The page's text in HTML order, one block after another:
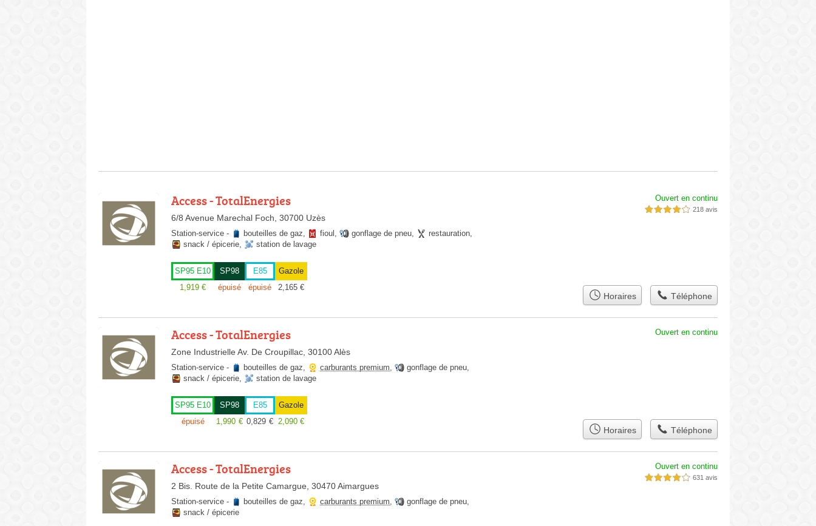
Access - TotalEnergies
6/8 Avenue Marechal Foch, 30700 Uzès
Ouvert en continu
4,0 étoiles sur 5 218 avis
Station-service - bouteilles de gaz, fioul , gonflage de pneu, restauration,
snack / épicerie, station de lavage
SP95 E10
1,919 €
SP98
épuisé
E85
épuisé
Gazole
2,165 €
Horaires Téléphone
Access - TotalEnergies
Zone Industrielle Av. De Croupillac, 30100 Alès
Ouvert en continu
Station-service - bouteilles de gaz, carburants premium, gonflage de pneu,
snack / épicerie, station de lavage
SP95 E10
épuisé
SP98
1,990 €
E85
0,829 €
Gazole
2,090 €
Horaires Téléphone
Access - TotalEnergies
2 Bis. Route de la Petite Camargue, 30470 Aimargues
Ouvert en continu
4,0 étoiles sur 5 631 avis
Station-service - bouteilles de gaz, carburants premium, gonflage de pneu,
snack / épicerie